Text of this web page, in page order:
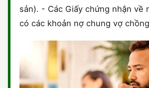
sản). - Các Giấy chứng nhận về
có các khoản nợ chung vợ